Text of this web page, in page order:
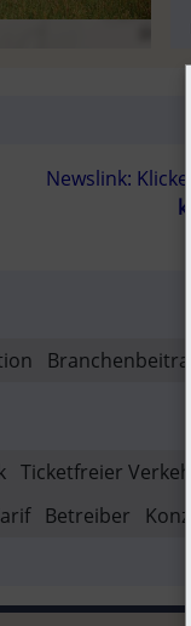
Newslink:
Branchenbeitrag
Ticketfreier Verkehr
Betreiber